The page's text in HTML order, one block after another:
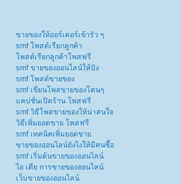
ขายของให้ออร์เดอร์เข้ารัว ๆ
smf โพสต์เรียกลูกค้า
โพสต์เรียกลูกค้าโพสฟรี
smf ขายของออนไลน์ให้ปัง
smf โพสต์ขายของ
smf เขียนโพสขายของโดนๆ
แคปชั่นเปิดร้าน โพสฟรี
smf วิธีโพสขายของให้น่าสนใจ
วิธีเพิ่มยอดขาย โพสฟรี
smf เทคนิคเพิ่มยอดขาย
ขายของออนไลน์ยังไงให้มีคนซื้อ
smf เริ่มต้นขายของออนไลน์
ไอ เดีย การขายของออนไลน์
เว็บขายของออนไลน์